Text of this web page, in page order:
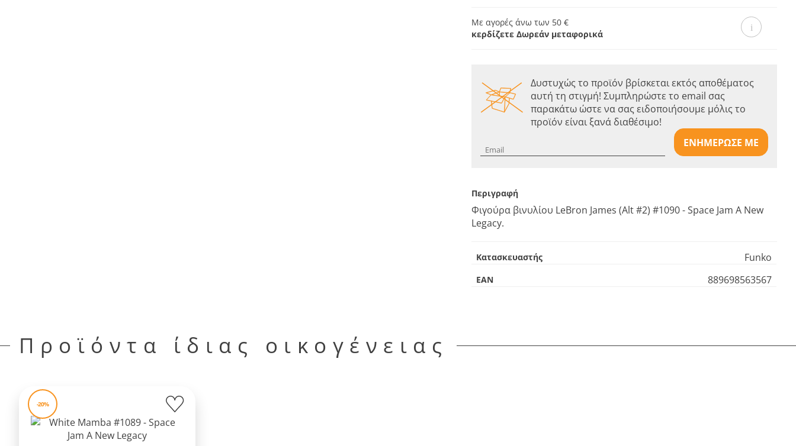
Με αγορές άνω των 50 €
κερδίζετε Δωρεάν μεταφορικά
Δυστυχώς το προϊόν βρίσκεται εκτός αποθέματος
αυτή τη στιγμή! Συμπληρώστε το email σας
παρακάτω ώστε να σας ειδοποιήσουμε μόλις το
προϊόν είναι ξανά διαθέσιμο!
ΕΝΗΜΕΡΩΣΕ ΜΕ
Περιγραφή
Φιγούρα βινυλίου LeBron James (Alt #2) #1090 - Space Jam A New
Legacy.
Κατασκευαστής Funko
EAN 889698563567
Προϊόντα ίδιας οικογένειας
-20%